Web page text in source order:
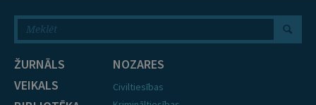
ŽURNĀLS
VEIKALS
NOZARES
Civiltiesības